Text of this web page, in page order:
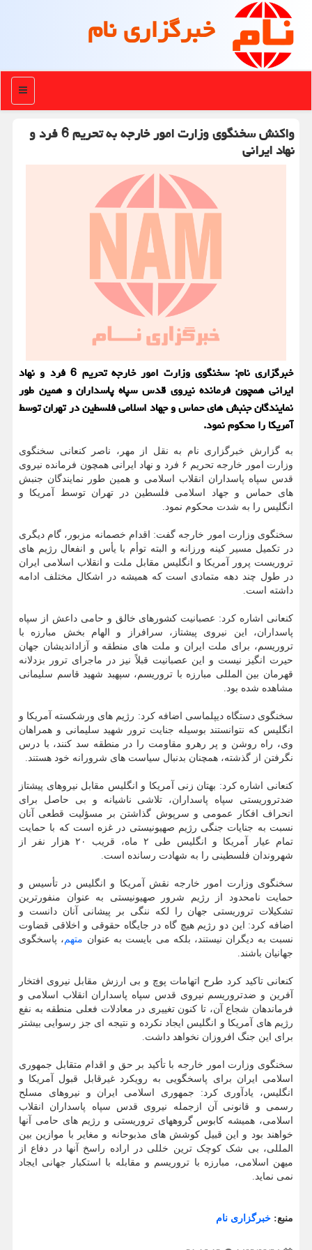
خبرگزاری نام
منو
واکنش سخنگوی وزارت امور خارجه به تحریم 6 فرد و
نهاد ایرانی
خبرگزاری نام: سخنگوی وزارت امور خارجه تحریم 6 فرد و نهاد
ایرانی همچون فرمانده نیروی قدس سپاه پاسداران و همین طور
نمایندگان جنبش های حماس و جهاد اسلامی فلسطین در تهران توسط
آمریکا را محکوم نمود.
به گزارش خبرگزاری نام به نقل از مهر، ناصر کنعانی سخنگوی
وزارت امور خارجه تحریم ۶ فرد و نهاد ایرانی همچون فرمانده نیروی
قدس سپاه پاسداران انقلاب اسلامی و همین طور نمایندگان جنبش
های حماس و جهاد اسلامی فلسطین در تهران توسط آمریکا و
انگلیس را به شدت محکوم نمود.
سخنگوی وزارت امور خارجه گفت: اقدام خصمانه مزبور، گام دیگری
در تکمیل مسیر کینه ورزانه و البته توأم با یأس و انفعال رژیم های
تروریست پرور آمریکا و انگلیس مقابل ملت و انقلاب اسلامی ایران
در طول چند دهه متمادی است که همیشه در اشکال مختلف ادامه
داشته است.
کنعانی اشاره کرد: عصبانیت کشورهای خالق و حامی داعش از سپاه
پاسداران، این نیروی پیشتاز، سرافراز و الهام بخش مبارزه با
تروریسم، برای ملت ایران و ملت های منطقه و آزاداندیشان جهان
حیرت انگیز نیست و این عصبانیت قبلاً نیز در ماجرای ترور بزدلانه
قهرمان بین المللی مبارزه با تروریسم، سپهبد شهید قاسم سلیمانی
مشاهده شده بود.
سخنگوی دستگاه دیپلماسی اضافه کرد: رژیم های ورشکسته آمریکا و
انگلیس که نتوانستند بوسیله جنایت ترور شهید سلیمانی و همراهان
وی، راه روشن و پر رهرو مقاومت را در منطقه سد کنند، با درس
نگرفتن از گذشته، همچنان بدنبال سیاست های شرورانه خود هستند.
کنعانی اشاره کرد: بهتان زنی آمریکا و انگلیس مقابل نیروهای پیشتاز
ضدتروریستی سپاه پاسداران، تلاشی ناشیانه و بی حاصل برای
انحراف افکار عمومی و سرپوش گذاشتن بر مسؤلیت قطعی آنان
نسبت به جنایات جنگی رژیم صهیونیستی در غزه است که با حمایت
تمام عیار آمریکا و انگلیس طی ۲ ماه، قریب ۲۰ هزار نفر از
شهروندان فلسطینی را به شهادت رسانده است.
سخنگوی وزارت امور خارجه نقش آمریکا و انگلیس در تأسیس و
حمایت نامحدود از رژیم شرور صهیونیستی به عنوان منفورترین
تشکیلات تروریستی جهان را لکه ننگی بر پیشانی آنان دانست و
اضافه کرد: این دو رژیم هیچ گاه در جایگاه حقوقی و اخلاقی قضاوت
نسبت به دیگران نیستند، بلکه می بایست به عنوان متهم ، پاسخگوی
جهانیان باشند.
کنعانی تاکید کرد طرح اتهامات پوچ و بی ارزش مقابل نیروی افتخار
آفرین و ضدتروریسم نیروی قدس سپاه پاسداران انقلاب اسلامی و
فرماندهان شجاع آن، تا کنون تغییری در معادلات فعلی منطقه به نفع
رژیم های آمریکا و انگلیس ایجاد نکرده و نتیجه ای جز رسوایی بیشتر
برای این جنگ افروزان نخواهد داشت.
سخنگوی وزارت امور خارجه با تأکید بر حق و اقدام متقابل جمهوری
اسلامی ایران برای پاسخگویی به رویکرد غیرقابل قبول آمریکا و
انگلیس، یادآوری کرد: جمهوری اسلامی ایران و نیروهای مسلح
رسمی و قانونی آن ازجمله نیروی قدس سپاه پاسداران انقلاب
اسلامی، همیشه کابوس گروههای تروریستی و رژیم های حامی آنها
خواهند بود و این قبیل کوشش های مذبوحانه و مغایر با موازین بین
المللی، بی شک کوچک ترین خللی در اراده راسخ آنها در دفاع از
میهن اسلامی، مبارزه با تروریسم و مقابله با استکبار جهانی ایجاد
نمی نماید.
منبع: خبرگزاری نام